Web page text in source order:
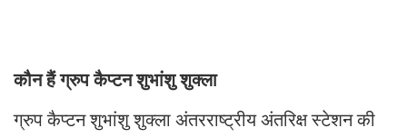
कौन हैं ग्रुप कैप्टन शुभांशु शुक्ला
ग्रुप कैप्टन शुभांशु शुक्ला अंतरराष्ट्रीय अंतरिक्ष स्टेशन की